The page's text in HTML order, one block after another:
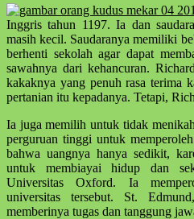
Inggris tahun 1197. Ia dan
masih kecil. Saudaranya memiliki
berhenti sekolah agar dapat
sawahnya dari kehancuran.
kakaknya yang penuh rasa terima
pertanian itu kepadanya. Tetapi,
Ia juga memilih untuk tidak
perguruan tinggi untuk
bahwa uangnya hanya sedikit,
untuk membiayai hidup dan
Universitas Oxford. Ia
universitas tersebut. St.
memberinya tugas dan tanggung